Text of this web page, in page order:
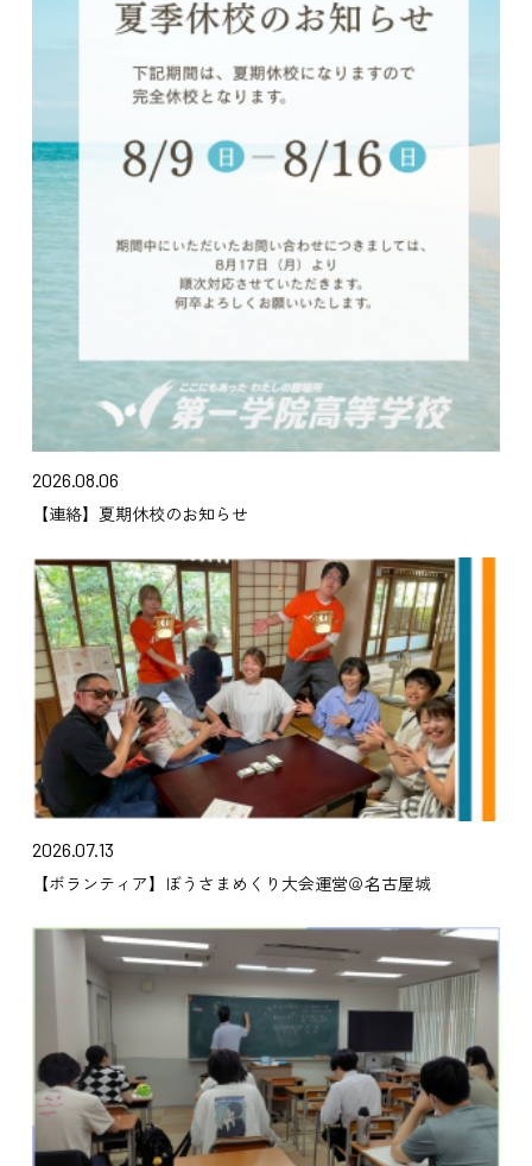
2026.08.06
【連絡】夏期休校のお知らせ
2026.07.13
【ボランティア】ぼうさまめくり大会運営＠名古屋城